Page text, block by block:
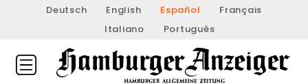
Deutsch English Español
Français
Italiano
Português